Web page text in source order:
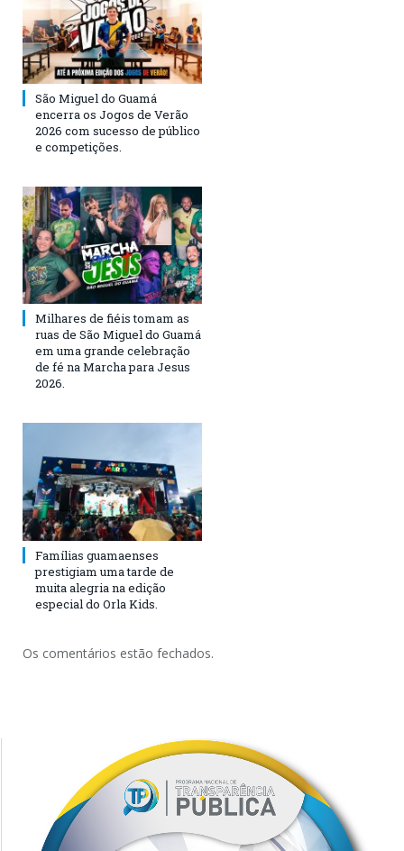
São Miguel do Guamá
encerra os Jogos de Verão
2026 com sucesso de público
e competições.
Milhares de fiéis tomam as
ruas de São Miguel do Guamá
em uma grande celebração
de fé na Marcha para Jesus
2026.
Famílias guamaenses
prestigiam uma tarde de
muita alegria na edição
especial do Orla Kids.
Os comentários estão fechados.